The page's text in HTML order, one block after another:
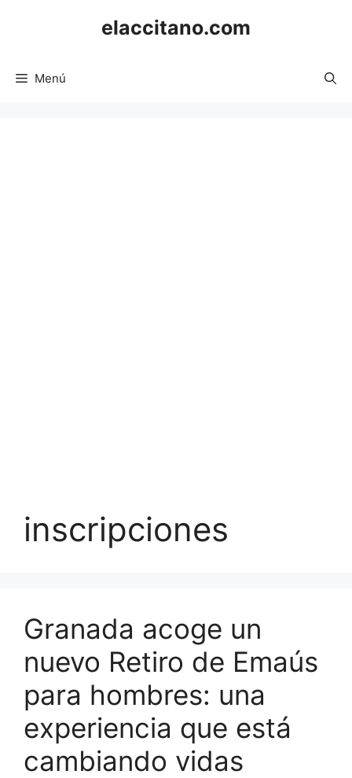
elaccitano.com
Menú
inscripciones
Granada acoge un
nuevo Retiro de Emaús
para hombres: una
experiencia que está
cambiando vidas